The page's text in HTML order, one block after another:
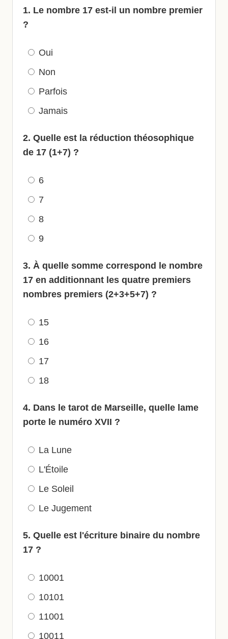
1. Le nombre 17 est-il un nombre premier
?
Oui
Non
Parfois
Jamais
2. Quelle est la réduction théosophique
de 17 (1+7) ?
6
7
8
9
3. À quelle somme correspond le nombre
17 en additionnant les quatre premiers
nombres premiers (2+3+5+7) ?
15
16
17
18
4. Dans le tarot de Marseille, quelle lame
porte le numéro XVII ?
La Lune
L'Étoile
Le Soleil
Le Jugement
5. Quelle est l'écriture binaire du nombre
17 ?
10001
10101
11001
10011